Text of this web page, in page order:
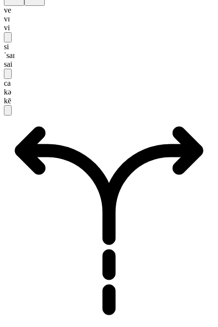
ve
vɪ
vi
si
ˈsaɪ
sai
ca
kə
kē